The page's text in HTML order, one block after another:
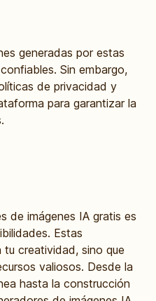
generadas por estas
Sin embargo,
de privacidad y
para garantizar la
de imágenes IA gratis es
Estas
tu creatividad, sino que
valiosos. Desde la
hasta la construcción